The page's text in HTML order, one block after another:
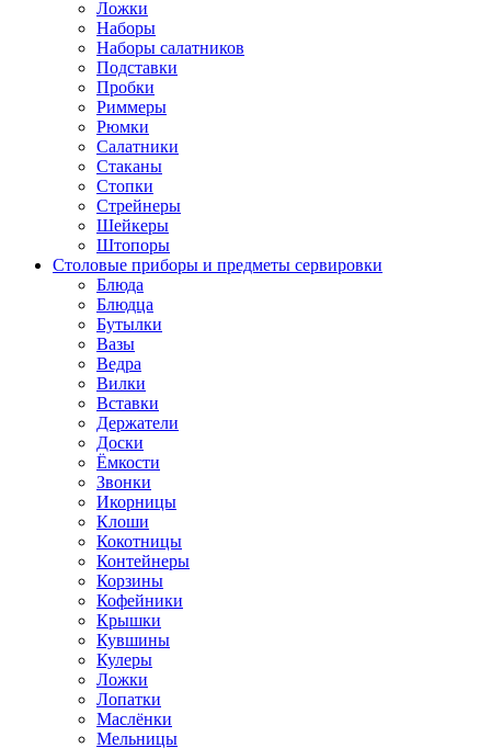
Ложки
Наборы
Наборы салатников
Подставки
Пробки
Риммеры
Рюмки
Салатники
Стаканы
Стопки
Стрейнеры
Шейкеры
Штопоры
Столовые приборы и предметы сервировки
Блюда
Блюдца
Бутылки
Вазы
Ведра
Вилки
Вставки
Держатели
Доски
Ёмкости
Звонки
Икорницы
Клоши
Кокотницы
Контейнеры
Корзины
Кофейники
Крышки
Кувшины
Кулеры
Ложки
Лопатки
Маслёнки
Мельницы